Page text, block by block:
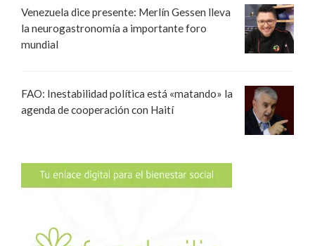
Venezuela dice presente: Merlín Gessen lleva
la neurogastronomía a importante foro
mundial
FAO: Inestabilidad política está «matando» la
agenda de cooperación con Haití